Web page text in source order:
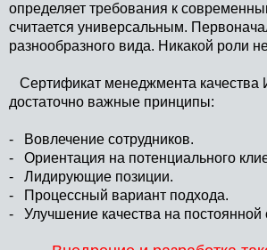
определяет требования к
считается универсальным.
разнообразного вида. Никакой роли
Сертификат менеджмента качества
достаточно важные принципы:
- Вовлечение сотрудников.
- Ориентация на потенциального
- Лидирующие позиции.
- Процессный вариант подхода.
- Улучшение качества на постоянной